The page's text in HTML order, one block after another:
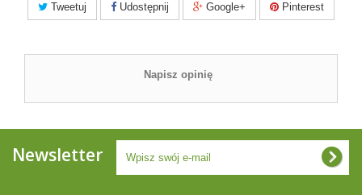
Tweetuj Udostępnij Google+ Pinterest
Napisz opinię
Newsletter